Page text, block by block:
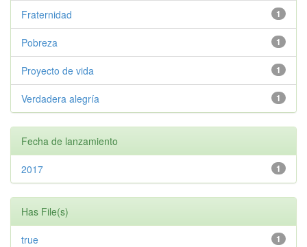
1
Fraternidad
1
Pobreza
1
Proyecto de vida
1
Verdadera alegría
Fecha de lanzamiento
1
2017
Has File(s)
1
true